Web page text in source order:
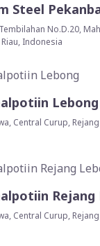
Steel
No.D.20,
Indonesia
Lebong
Central Curup,
Rejang
Central Curup,